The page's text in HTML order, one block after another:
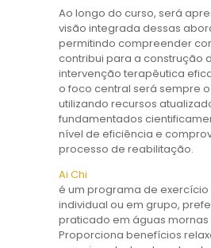
Ao longo do curso, será
visão integrada dessas
permitindo compreender
contribui para a construção
intervenção terapêutica
o foco central será sempre
utilizando recursos
fundamentados
nível de eficiência e
processo de reabilitação.
Ai Chi
é um programa de exercício
individual ou em grupo,
praticado em águas mornas
Proporciona benefícios